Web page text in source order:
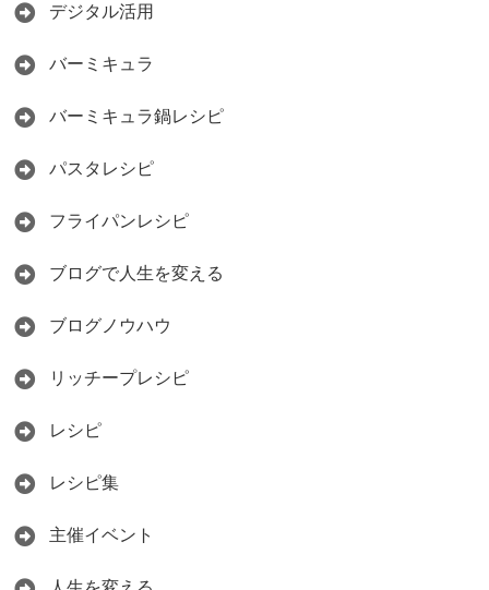
デジタル活用
バーミキュラ
バーミキュラ鍋レシピ
パスタレシピ
フライパンレシピ
ブログで人生を変える
ブログノウハウ
リッチープレシピ
レシピ
レシピ集
主催イベント